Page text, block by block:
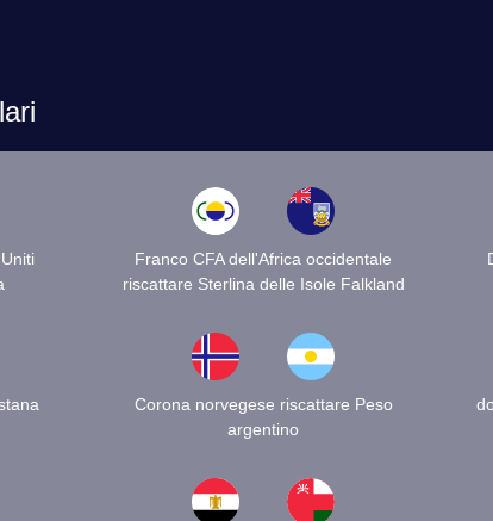
Franco CFA dell'Africa occidentale
riscattare Sterlina delle Isole Falkland
Corona norvegese riscattare Peso
argentino